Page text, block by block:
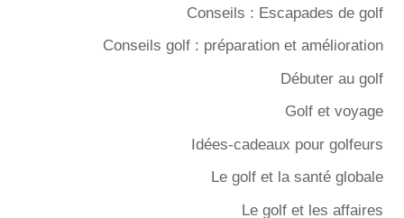
Conseils : Escapades de golf
Conseils golf : préparation et amélioration
Débuter au golf
Golf et voyage
Idées-cadeaux pour golfeurs
Le golf et la santé globale
Le golf et les affaires